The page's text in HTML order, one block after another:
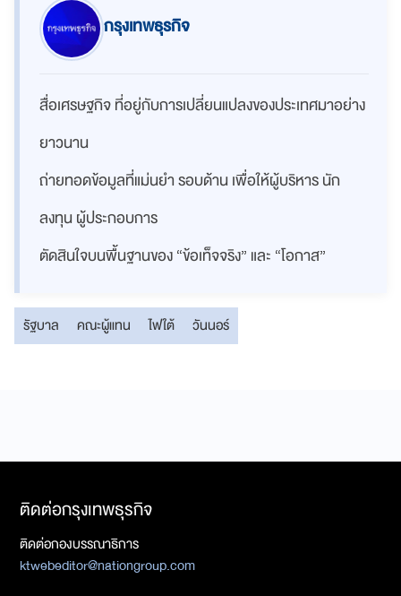
กรุงเทพธุรกิจ
สื่อเศรษฐกิจ ที่อยู่กับการเปลี่ยนแปลงของประเทศมาอย่าง
ยาวนาน
ถ่ายทอดข้อมูลที่แม่นยำ รอบด้าน เพื่อให้ผู้บริหาร นัก
ลงทุน ผู้ประกอบการ
ตัดสินใจบนพื้นฐานของ “ข้อเท็จจริง” และ “โอกาส”
รัฐบาล คณะผู้แทน ไฟใต้ วันนอร์
ติดต่อกรุงเทพธุรกิจ
ติดต่อกองบรรณาธิการ
ktwebeditor@nationgroup.com